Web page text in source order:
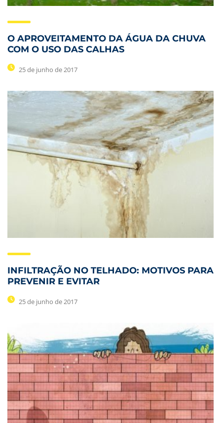
O APROVEITAMENTO DA ÁGUA DA CHUVA
COM O USO DAS CALHAS
25 de junho de 2017
INFILTRAÇÃO NO TELHADO: MOTIVOS PARA
PREVENIR E EVITAR
25 de junho de 2017